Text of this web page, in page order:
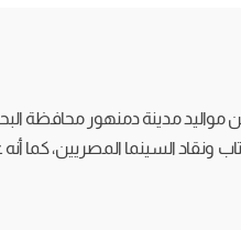
مدينة دمنهور محافظة
ونقاد السينما المصريين، كما